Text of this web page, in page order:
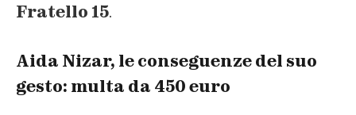
Fratello 15.
Aida Nizar, le conseguenze del suo
gesto: multa da 450 euro